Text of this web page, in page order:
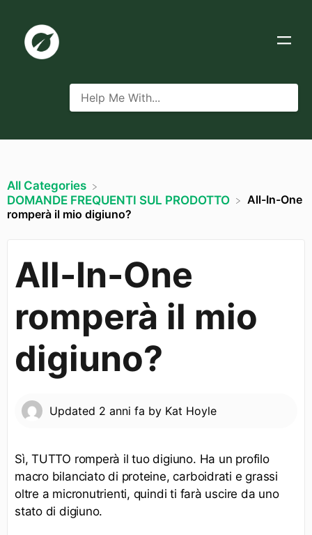
All Categories
​DOMANDE FREQUENTI SUL PRODOTTO
All-In-One
romperà il mio digiuno?
All-In-One
romperà il mio
digiuno?
Updated 2 anni fa by Kat Hoyle
Sì, TUTTO romperà il tuo digiuno. Ha un profilo
macro bilanciato di proteine, carboidrati e grassi
oltre a micronutrienti, quindi ti farà uscire da uno
stato di digiuno.